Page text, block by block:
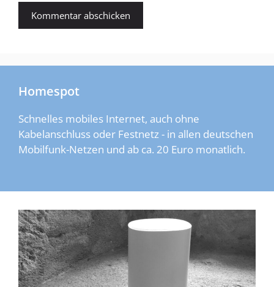
Homespot
Schnelles mobiles Internet, auch ohne
Kabelanschluss oder Festnetz - in allen deutschen
Mobilfunk-Netzen und ab ca. 20 Euro monatlich.